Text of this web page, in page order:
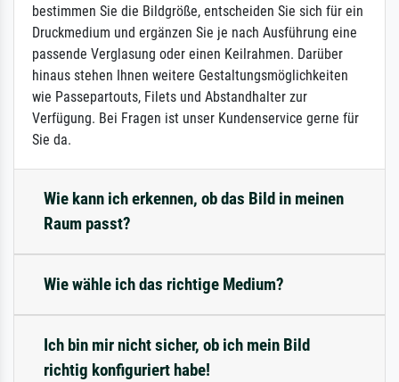
bestimmen Sie die Bildgröße, entscheiden Sie sich für ein
Druckmedium und ergänzen Sie je nach Ausführung eine
passende Verglasung oder einen Keilrahmen. Darüber
hinaus stehen Ihnen weitere Gestaltungsmöglichkeiten
wie Passepartouts, Filets und Abstandhalter zur
Verfügung. Bei Fragen ist unser Kundenservice gerne für
Sie da.
Wie kann ich erkennen, ob das Bild in meinen
Raum passt?
Wie wähle ich das richtige Medium?
Ich bin mir nicht sicher, ob ich mein Bild
richtig konfiguriert habe!